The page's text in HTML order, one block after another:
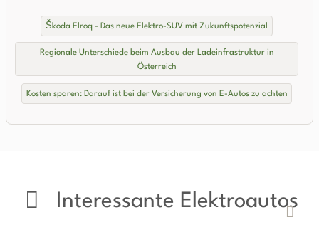
Interessante Elektroautos
Škoda Elroq - Das neue Elektro-SUV mit Zukunftspotenzial
Regionale Unterschiede beim Ausbau der Ladeinfrastruktur in
Österreich
Kosten sparen: Darauf ist bei der Versicherung von E-Autos zu achten